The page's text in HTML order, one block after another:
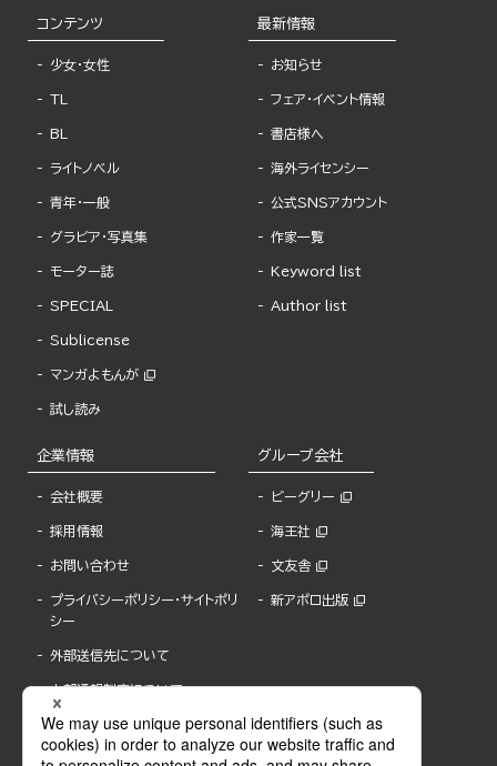
コンテンツ
少女・女性
TL
BL
ライトノベル
青年・一般
グラビア・写真集
モーター誌
SPECIAL
Sublicense
マンガよもんが
試し読み
最新情報
お知らせ
フェア・イベント情報
書店様へ
海外ライセンシー
公式SNSアカウント
作家一覧
Keyword list
Author list
企業情報
会社概要
採用情報
お問い合わせ
プライバシーポリシー・サイトポリ
シー
外部送信先について
内部通報制度について
グループ会社
ビーグリー
海王社
文友舎
新アポロ出版